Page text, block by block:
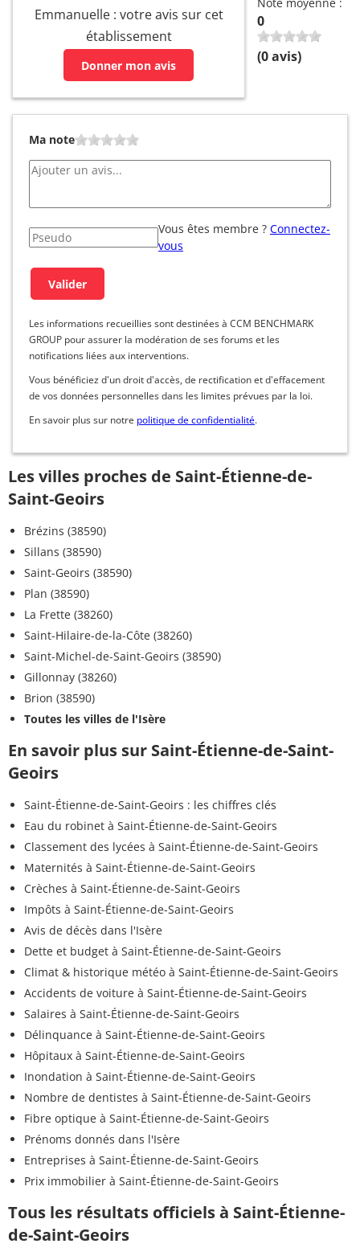
Emmanuelle : votre avis sur cet
établissement
Donner mon avis
Note moyenne :
0
(0avis)
Ma note
Vous êtes membre ? Connectez-
vous
Les informations recueillies sont destinées à CCM BENCHMARK
GROUP pour assurer la modération de ses forums et les
notifications liées aux interventions.
Vous bénéficiez d'un droit d'accès, de rectification et d'effacement
de vos données personnelles dans les limites prévues par la loi.
En savoir plus sur notre politique de confidentialité.
Les villes proches de Saint-Étienne-de-
Saint-Geoirs
Brézins (38590)
Sillans (38590)
Saint-Geoirs (38590)
Plan (38590)
La Frette (38260)
Saint-Hilaire-de-la-Côte (38260)
Saint-Michel-de-Saint-Geoirs (38590)
Gillonnay (38260)
Brion (38590)
Toutes les villes de l'Isère
En savoir plus sur Saint-Étienne-de-Saint-
Geoirs
Saint-Étienne-de-Saint-Geoirs : les chiffres clés
Eau du robinet à Saint-Étienne-de-Saint-Geoirs
Classement des lycées à Saint-Étienne-de-Saint-Geoirs
Maternités à Saint-Étienne-de-Saint-Geoirs
Crèches à Saint-Étienne-de-Saint-Geoirs
Impôts à Saint-Étienne-de-Saint-Geoirs
Avis de décès dans l'Isère
Dette et budget à Saint-Étienne-de-Saint-Geoirs
Climat & historique météo à Saint-Étienne-de-Saint-Geoirs
Accidents de voiture à Saint-Étienne-de-Saint-Geoirs
Salaires à Saint-Étienne-de-Saint-Geoirs
Délinquance à Saint-Étienne-de-Saint-Geoirs
Hôpitaux à Saint-Étienne-de-Saint-Geoirs
Inondation à Saint-Étienne-de-Saint-Geoirs
Nombre de dentistes à Saint-Étienne-de-Saint-Geoirs
Fibre optique à Saint-Étienne-de-Saint-Geoirs
Prénoms donnés dans l'Isère
Entreprises à Saint-Étienne-de-Saint-Geoirs
Prix immobilier à Saint-Étienne-de-Saint-Geoirs
Tous les résultats officiels à Saint-Étienne-
de-Saint-Geoirs